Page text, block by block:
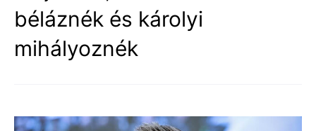
béláznék és károlyi
mihályoznék